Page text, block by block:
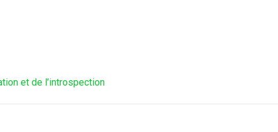
et de l’introspection